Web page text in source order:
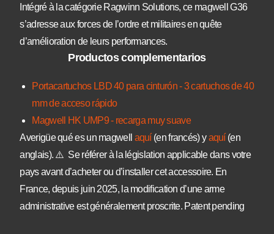
Intégré à la catégorie Ragwinn Solutions, ce magwell G36
s’adresse aux forces de l’ordre et militaires en quête
d’amélioration de leurs performances.
Productos complementarios
Portacartuchos LBD 40 para cinturón - 3 cartuchos de 40
mm de acceso rápido
Magwell HK UMP9 - recarga muy suave
Averigüe qué es un magwell aquí(en francés) yaquí(en
anglais). ⚠️ Se référer à la législation applicable dans votre
pays avant d’acheter ou d’installer cet accessoire. En
France, depuis juin 2025, la modification d’une arme
administrative est généralement proscrite. Patent pending